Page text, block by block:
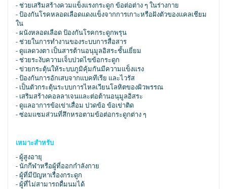
- ช่วยเสริมสร้างควมแข็งแรงกระดูก ข้อต่อต่าง ๆ ในร่างกาย
- ป้องกันโรคหลอดเลือดแดงแข็งจากการเกาะหรือฝังตัวของแคลเชียม
ใน
- ผนังหลอดเลือด ป้องกันโรคกระดูกพรุน
- ช่วยในการทำงานของระบบการสื่อสาร
- ดูแลดวงตา เป็นสารต้านอนุมูลอิสระชั้นเยี่ยม
- ช่วยระงับความเจ็บปวดไขข้อกระดูก
- ข่วยกระตุ้นให้ระบบภูมิคุ้มกันมีความแข็งแรง
- ป้องกันการอักเสบจากแบคทีเรีย และไวรัส
- เป็นตัวกระตุ้นระบบการไหลเวียนโลหิตของผิวพรรณ
- เสริมสร้างคอลลาเจนและต่อต้านอนุมูลอิสระ
- ดูแลอาการข้อเข่าเสื่อม ปวดข้อ ข้อเข่าติด
- ซ่อมแซมส่วนที่สึกหรอตามข้อต่อกระดูกต่าง ๆ
เหมาะสำหรับ
- ผู้สูงอายุ
- นักกีฬาหรือผู้ที่ออกกำลังกาย
- ผู้ที่มีปัญหาเรื่องกระดูก
- ผู้ที่ไม่สามารถดื่มนมได้